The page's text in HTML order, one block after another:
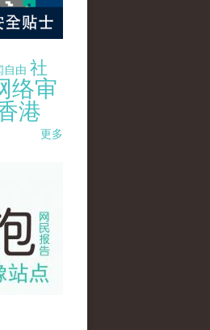
自由 社
络审
港
更多
site-120814.jpg